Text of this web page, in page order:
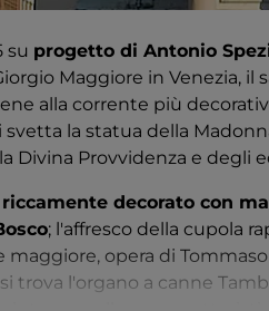
su progetto di Antonio
Maggiore in Venezia, il
alla corrente più
svetta la statua della
Divina Provvidenza e degli
riccamente decorato con
; l'affresco della cupola
opera di
trova l'organo a canne